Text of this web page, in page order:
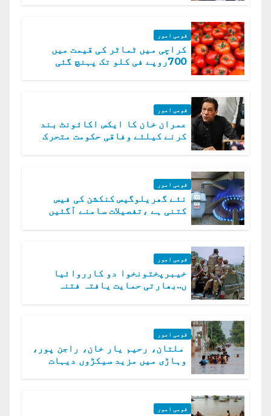
قومی امور
کراچی میں ٹماٹر کی قیمت میں
700روپے فی کلو تک پہنچ گئی
قومی امور
عمران خان کا ایکس اکائونٹ بند
کرنے کیلئے وفاقی حکومت متحرک
قومی امور
نئے گھریلوگیس کنکشن کی فیس
کتنی ہے ،تفصیلات سامنے آگئیں
قومی امور
خیبرپختونخوا دو کارروائیا
ں..بھارتی حمایت یافتہ فتنہ
قومی امور
ملتان، رحیم یار خان، راجن پور،
وہاڑی میں مزید سیکڑوں دیہات
قومی امور